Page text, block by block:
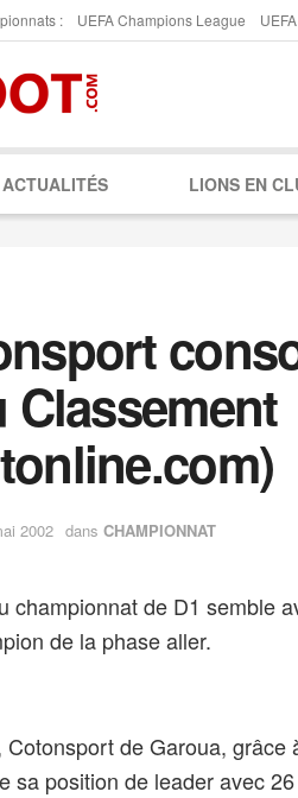
: UEFA Champions League
ACTUALITÉS LIONS EN
Classement
2002 dans CHAMPIONNAT
championnat de D1 semble
de la phase aller.
de Garoua,
sa position de leader avec